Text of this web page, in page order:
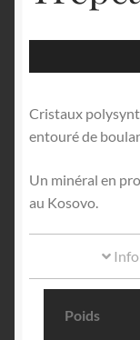
Cristaux
entouré de
Un minéral en
au Kosovo.
Poids